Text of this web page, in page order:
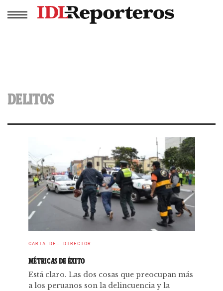
DELITOS
CARTA DEL DIRECTOR
MÉTRICAS DE ÉXITO
Está claro. Las dos cosas que preocupan más
a los peruanos son la delincuencia y la